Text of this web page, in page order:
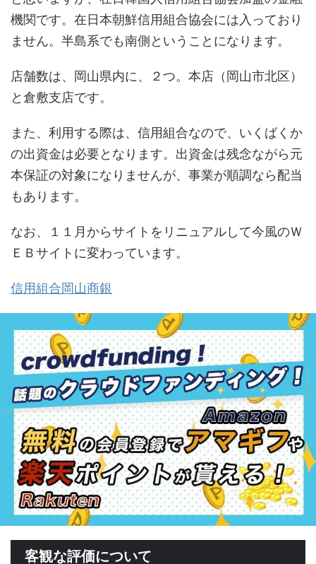
機関です。在日本朝鮮信用組合協会には入っており
ません。半島系でも南側ということになります。
店舗数は、岡山県内に、２つ。本店（岡山市北区）
と倉敷支店です。
また、利用する際は、信用組合なので、いくばくか
の出資金は必要となります。出資金は残念ながら元
本保証の対象になりませんが、事業が順調なら配当
もあります。
なお、１１月からサイトをリニュアルして今風のＷ
ＥＢサイトに変わっています。
信用組合岡山商銀
客観な評価について